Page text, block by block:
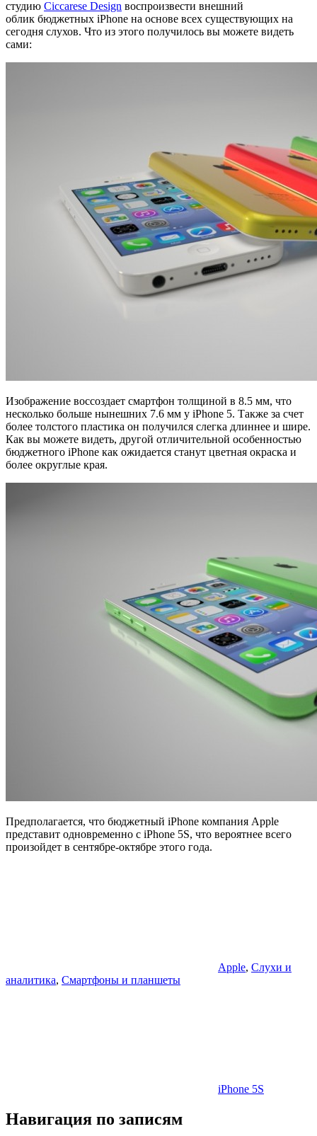
студию Ciccarese Design воспроизвести внешний
облик бюджетных iPhone на основе всех существующих на
сегодня слухов. Что из этого получилось вы можете видеть
сами:
Изображение воссоздает смартфон толщиной в 8.5 мм, что
несколько больше нынешних 7.6 мм у iPhone 5. Также за счет
более толстого пластика он получился слегка длиннее и шире.
Как вы можете видеть, другой отличительной особенностью
бюджетного iPhone как ожидается станут цветная окраска и
более округлые края.
Предполагается, что бюджетный iPhone компания Apple
представит одновременно с iPhone 5S, что вероятнее всего
произойдет в сентябре-октябре этого года.
Apple, Слухи и
аналитика, Смартфоны и планшеты
iPhone 5S
Навигация по записям